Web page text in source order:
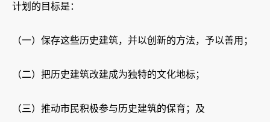
计划的目标是：
（一）保存这些历史建筑，并以创新的方法，予以善用；
（二）把历史建筑改建成为独特的文化地标；
（三）推动市民积极参与历史建筑的保育；及